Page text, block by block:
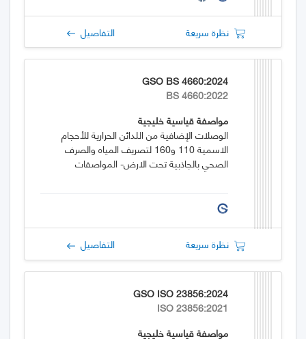
نظرة سريعة التفاصيل
GSO BS 4660:2024
BS 4660:2022
مواصفة قياسية خليجية
الوصلات الإضافية من اللدائن الحرارية للأحجام
الاسمية 110 و160 لتصريف المياه والصرف
الصحي بالجاذبية تحت الارض- المواصفات
نظرة سريعة التفاصيل
GSO ISO 23856:2024
ISO 23856:2021
مواصفة قياسية خليجية